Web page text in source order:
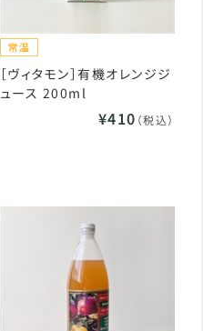
［ヴィタモン］有機オレンジジ
ュース 200ml
¥410 （税込）